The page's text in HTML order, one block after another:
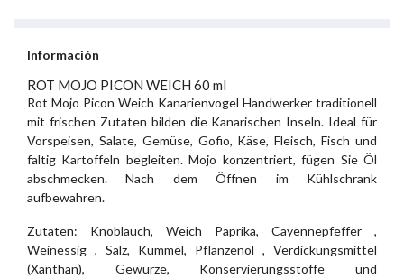
Información
ROT MOJO PICON WEICH 60 ml
Rot Mojo Picon Weich Kanarienvogel Handwerker traditionell
mit frischen Zutaten bilden die Kanarischen Inseln. Ideal für
Vorspeisen, Salate, Gemüse, Gofio, Käse, Fleisch, Fisch und
faltig Kartoffeln begleiten. Mojo konzentriert, fügen Sie Öl
abschmecken. Nach dem Öffnen im Kühlschrank
aufbewahren.
Zutaten: Knoblauch, Weich Paprika, Cayennepfeffer ,
Weinessig , Salz, Kümmel, Pflanzenöl , Verdickungsmittel
(Xanthan), Gewürze, Konservierungsstoffe und